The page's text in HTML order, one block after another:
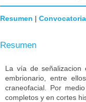
Resumen | Convocatoria
Resumen
La vía de señalizacion
embrionario, entre
craneofacial. Por
completos y en cortes